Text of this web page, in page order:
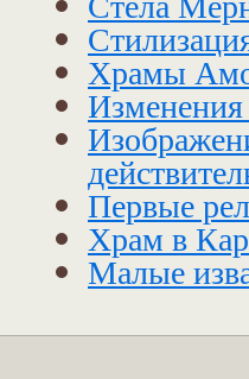
Храмы
Изменения
Первые
Храм в
Малые